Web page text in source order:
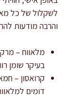
לשקלול של כל
והרבה מודעות
מלאווח –
בעיקר שומן
קרואסון –
דומים